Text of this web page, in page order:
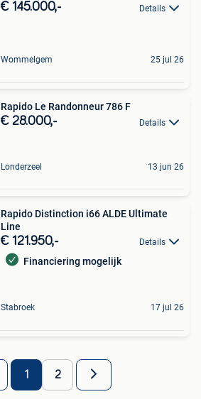
€ 145.000,- Details
Wommelgem 25 jul 26
Rapido Le Randonneur 786 F
€ 28.000,- Details
Londerzeel 13 jun 26
Rapido Distinction i66 ALDE Ultimate
Line
€ 121.950,- Details
Financiering mogelijk
Stabroek 17 jul 26
1 2